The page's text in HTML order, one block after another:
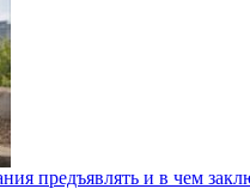
предъявлять и в чем